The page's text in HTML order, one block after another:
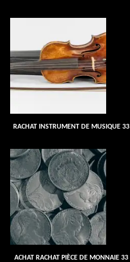
RACHAT INSTRUMENT DE MUSIQUE 33
ACHAT RACHAT PIÈCE DE MONNAIE 33